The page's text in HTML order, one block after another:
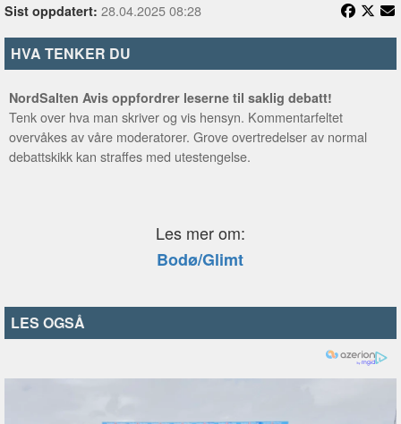
Sist oppdatert: 28.04.2025 08:28
HVA TENKER DU
NordSalten Avis oppfordrer leserne til saklig debatt!
Tenk over hva man skriver og vis hensyn. Kommentarfeltet
overvåkes av våre moderatorer. Grove overtredelser av normal
debattskikk kan straffes med utestengelse.
Les mer om:
Bodø/Glimt
LES OGSÅ